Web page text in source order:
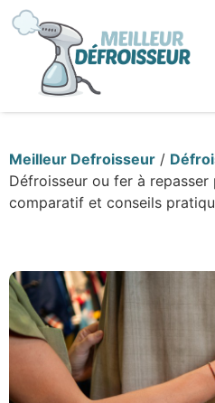
Meilleur Defroisseur /
Défroisseur ou fer à repasser
comparatif et conseils